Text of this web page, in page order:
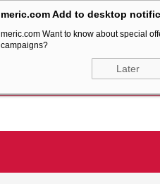
meric.com Add to desktop
meric.com Want to know about special
campaigns?
Later
SABİT KARGO